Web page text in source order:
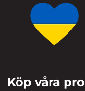
Köp våra